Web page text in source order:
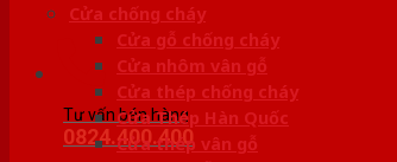
Tư vấn bán hàng
0824.400.400
Cửa chống cháy
Cửa gỗ chống cháy
Cửa nhôm vân gỗ
Cửa thép chống cháy
Cửa Thép Hàn Quốc
Cửa thép vân gỗ